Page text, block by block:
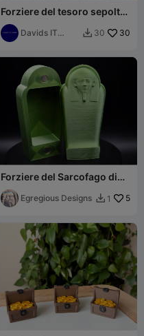
Forziere del tesoro sepolto
in spiaggia: Gemme, pala,
cannocchiale, bussola
Davids IT
 30 30
Forziere del Sarcofago di
Harkhebit (Stampa in place
senza supporti)
Egregious Designs  1 5